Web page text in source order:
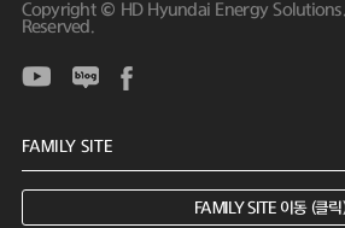
Copyright © HD Hyundai Energy
Reserved.
FAMILY SITE 이동 (클릭)